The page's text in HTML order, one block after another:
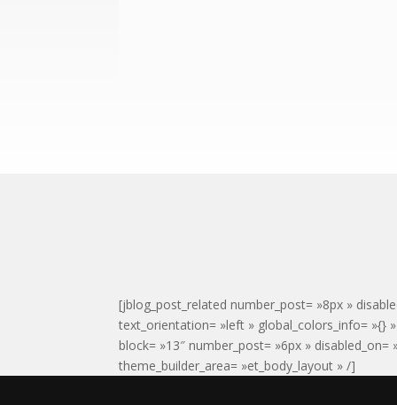
[jblog_post_related number_post= »8px »
text_orientation= »left » global_colors_info= »{}
block= »13″ number_post= »6px »
theme_builder_area= »et_body_layout » /]